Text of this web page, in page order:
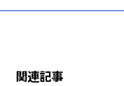
関連記事